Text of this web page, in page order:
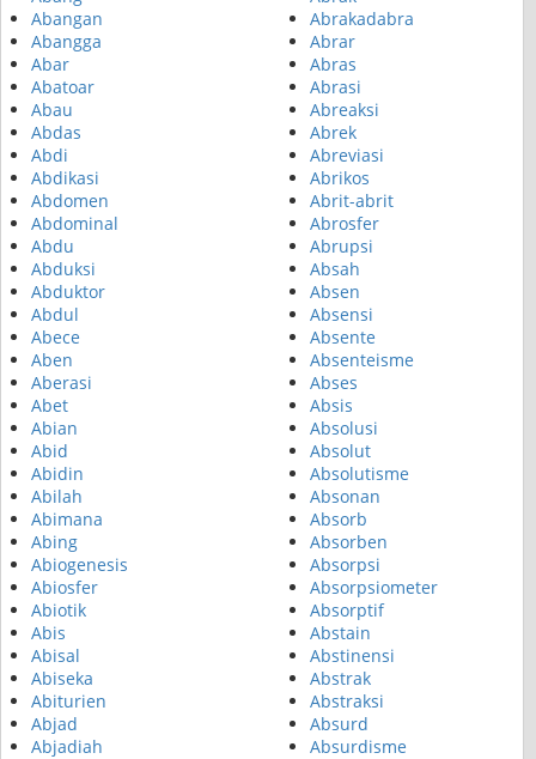
Abangan
Abangga
Abar
Abatoar
Abau
Abdas
Abdi
Abdikasi
Abdomen
Abdominal
Abdu
Abduksi
Abduktor
Abdul
Abece
Aben
Aberasi
Abet
Abian
Abid
Abidin
Abilah
Abimana
Abing
Abiogenesis
Abiosfer
Abiotik
Abis
Abisal
Abiseka
Abiturien
Abjad
Abjadiah
Abrakadabra
Abrar
Abras
Abrasi
Abreaksi
Abrek
Abreviasi
Abrikos
Abrit-abrit
Abrosfer
Abrupsi
Absah
Absen
Absensi
Absente
Absenteisme
Abses
Absis
Absolusi
Absolut
Absolutisme
Absonan
Absorb
Absorben
Absorpsi
Absorpsiometer
Absorptif
Abstain
Abstinensi
Abstrak
Abstraksi
Absurd
Absurdisme